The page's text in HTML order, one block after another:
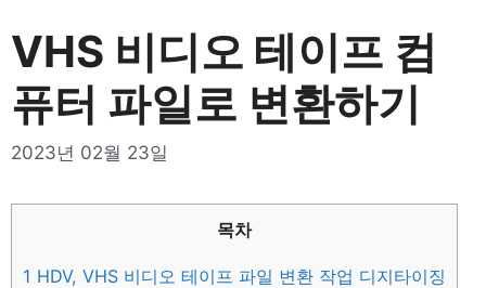
너
기
VHS 비디오 테이프 컴
퓨터 파일로 변환하기
2023년 02월 23일
목차
1 HDV, VHS 비디오 테이프 파일 변환 작업 디지타이징